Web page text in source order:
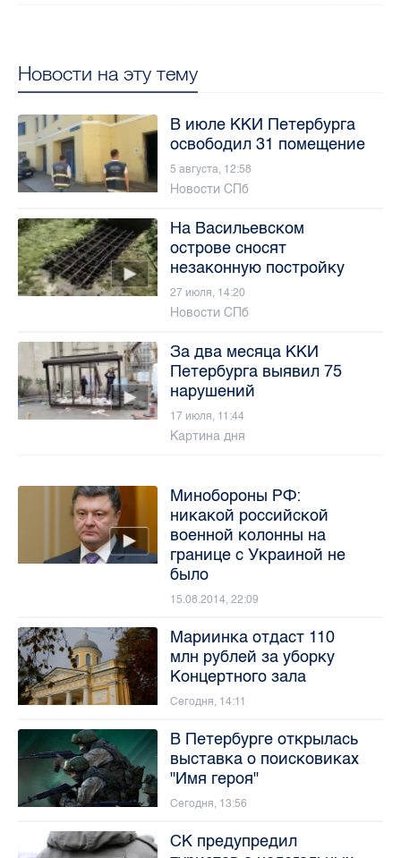
Новости на эту тему
В июле ККИ Петербурга
освободил 31 помещение
5 августа, 12:58
Новости СПб
На Васильевском
острове сносят
незаконную постройку
27 июля, 14:20
Новости СПб
За два месяца ККИ
Петербурга выявил 75
нарушений
17 июля, 11:44
Картина дня
Минобороны РФ:
никакой российской
военной колонны на
границе с Украиной не
было
15.08.2014, 22:09
Мариинка отдаст 110
млн рублей за уборку
Концертного зала
Сегодня, 14:11
В Петербурге открылась
выставка о поисковиках
"Имя героя"
Сегодня, 13:56
СК предупредил